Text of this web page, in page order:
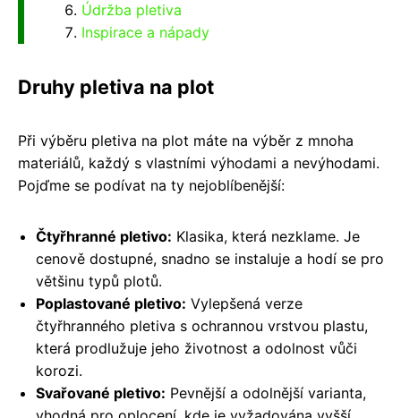
Údržba pletiva
Inspirace a nápady
Druhy pletiva na plot
Při výběru pletiva na plot máte na výběr z mnoha
materiálů, každý s vlastními výhodami a nevýhodami.
Pojďme se podívat na ty nejoblíbenější:
Čtyřhranné pletivo: Klasika, která nezklame. Je
cenově dostupné, snadno se instaluje a hodí se pro
většinu typů plotů.
Poplastované pletivo: Vylepšená verze
čtyřhranného pletiva s ochrannou vrstvou plastu,
která prodlužuje jeho životnost a odolnost vůči
korozi.
Svařované pletivo: Pevnější a odolnější varianta,